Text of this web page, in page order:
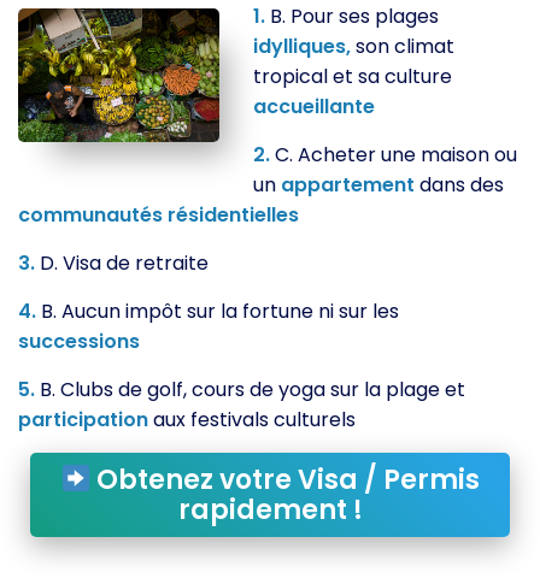
1. B. Pour ses plages
idylliques,son climat
tropical et sa culture
accueillante
2.C. Acheter une maison ou
un appartement dans des
communautés résidentielles
3. D. Visa de retraite
4. B. Aucun impôt sur la fortune ni sur les
successions
5. B. Clubs de golf, cours de yoga sur la plage et
participationaux festivals culturels
Obtenez votre Visa / Permis
rapidement !